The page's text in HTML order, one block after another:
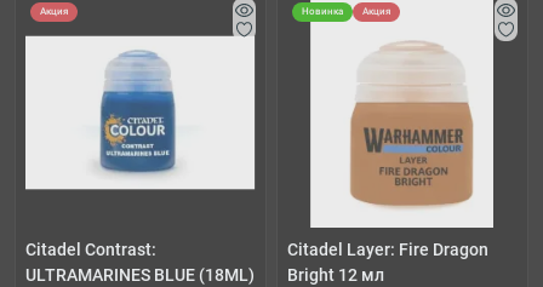
Акция
Citadel Contrast:
ULTRAMARINES BLUE (18ML)
Новинка Акция
Citadel Layer: Fire Dragon
Bright 12 мл